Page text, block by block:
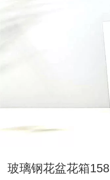
玻璃钢花盆花箱158